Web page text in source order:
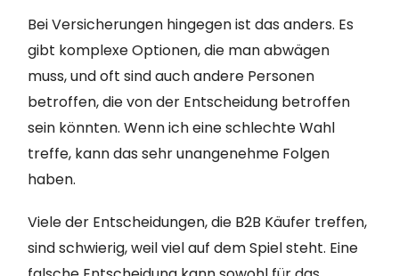
Bei Versicherungen hingegen ist das anders. Es
gibt komplexe Optionen, die man abwägen
muss, und oft sind auch andere Personen
betroffen, die von der Entscheidung betroffen
sein könnten. Wenn ich eine schlechte Wahl
treffe, kann das sehr unangenehme Folgen
haben.
Viele der Entscheidungen, die B2B Käufer treffen,
sind schwierig, weil viel auf dem Spiel steht. Eine